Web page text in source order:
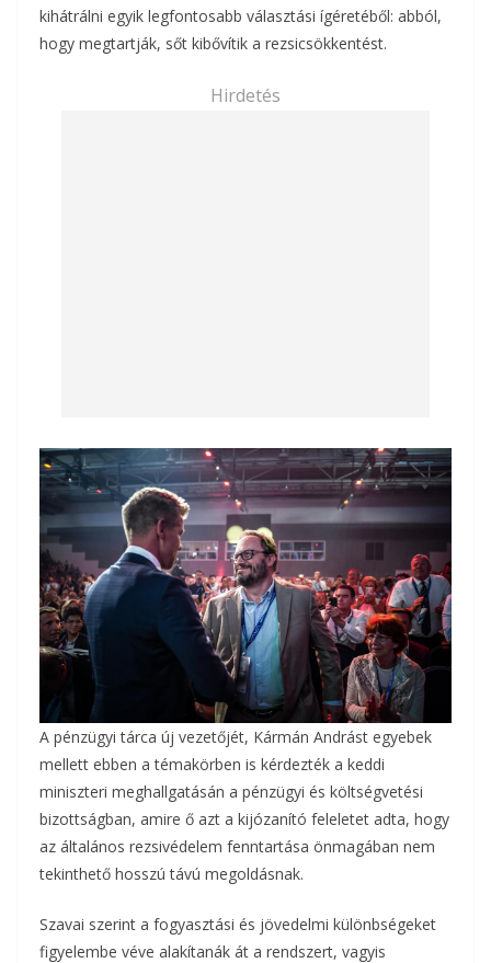
kihátrálni egyik legfontosabb választási ígéretéből: abból,
hogy megtartják, sőt kibővítik a rezsicsökkentést.
Hirdetés
A pénzügyi tárca új vezetőjét, Kármán Andrást egyebek
mellett ebben a témakörben is kérdezték a keddi
miniszteri meghallgatásán a pénzügyi és költségvetési
bizottságban, amire ő azt a kijózanító feleletet adta, hogy
az általános rezsivédelem fenntartása önmagában nem
tekinthető hosszú távú megoldásnak.
Szavai szerint a fogyasztási és jövedelmi különbségeket
figyelembe véve alakítanák át a rendszert, vagyis